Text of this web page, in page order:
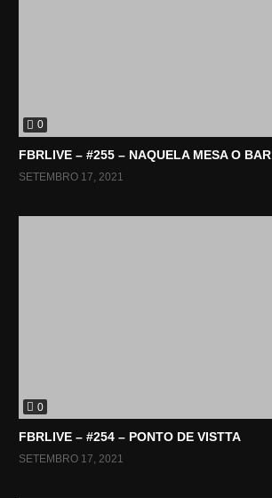
0
FBRLIVE – #255 – NAQUELA MESA O BAR
SETEMBRO 17, 2021
0
FBRLIVE – #254 – PONTO DE VISTTA
SETEMBRO 17, 2021